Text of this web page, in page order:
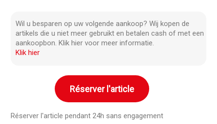
Wil u besparen op uw volgende aankoop? Wij kopen de
artikels die u niet meer gebruikt en betalen cash of met een
aankoopbon. Klik hier voor meer informatie.
Klik hier
Réserver l'article
Réserver l'article pendant 24h sans engagement